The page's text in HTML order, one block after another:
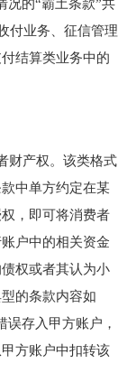
况的“霸土条款”共
付业务、征信管理
结算类业务中的
产权。该类格式
中单方约定在某
，即可将消费者
户中的相关资金
权或者其认为小
的条款内容如
误存入甲方账户，
方账户中扣转该